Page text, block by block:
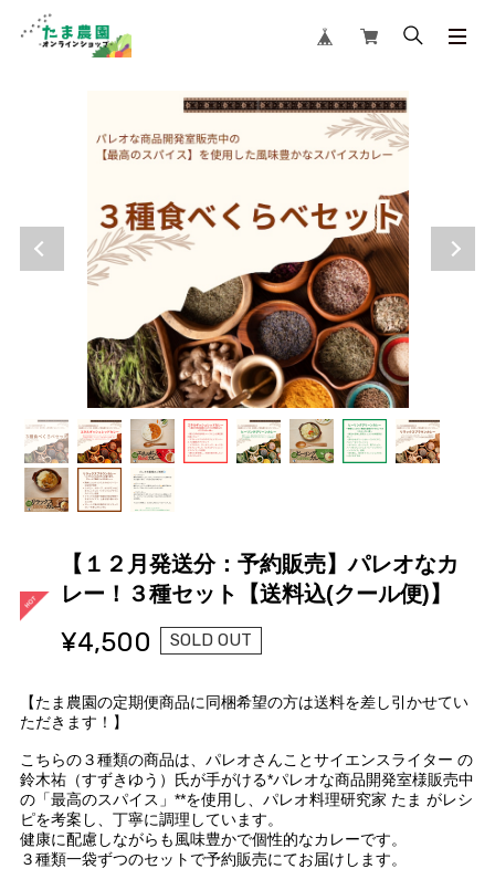
【１２月発送分：予約販売】パレオなカ
レー！３種セット【送料込(クール便)】
¥4,500 SOLD OUT
【たま農園の定期便商品に同梱希望の方は送料を差し引かせてい
ただきます！】
こちらの３種類の商品は、パレオさんことサイエンスライター の
鈴木祐（すずきゆう）氏が手がける*パレオな商品開発室様販売中
の「最高のスパイス」**を使用し、パレオ料理研究家 たま がレシ
ピを考案し、丁寧に調理しています。
健康に配慮しながらも風味豊かで個性的なカレーです。
３種類一袋ずつのセットで予約販売にてお届けします。